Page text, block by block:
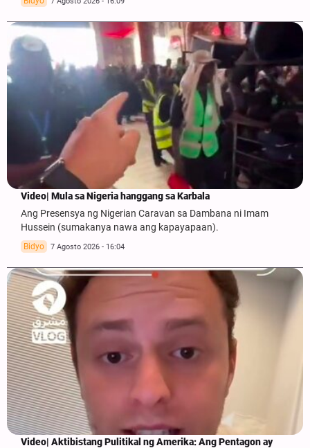
Video| Mula sa Nigeria hanggang sa Karbala
Ang Presensya ng Nigerian Caravan sa Dambana ni Imam
Hussein (sumakanya nawa ang kapayapaan).
Bidyo 7 Agosto 2026 - 16:04
Video| Aktibistang Pulitikal ng Amerika: Ang Pentagon ay